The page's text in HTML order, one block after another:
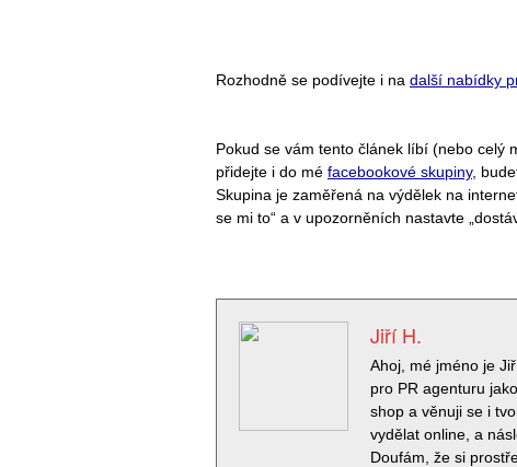
Rozhodně se podívejte i na další nabídky
Pokud se vám tento článek líbí (nebo celý
přidejte i do mé facebookové skupiny,
Skupina je zaměřená na výdělek na
se mi to“ a v upozorněních nastavte
Jiří H.
Ahoj, mé jméno je
pro PR agenturu
shop a věnuji se i
vydělat online, a
Doufám, že si